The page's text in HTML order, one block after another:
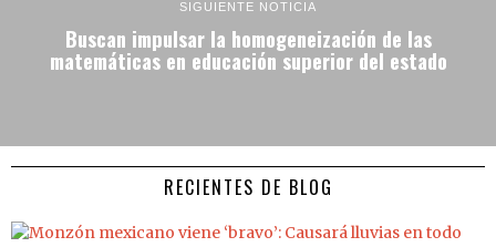
SIGUIENTE NOTICIA
Buscan impulsar la homogeneización de las
matemáticas en educación superior del estado
RECIENTES DE BLOG